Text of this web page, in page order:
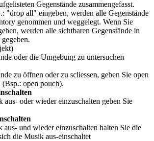
Gegenstände zusammengefasst.
"drop all" eingeben, werden alle Gegenstände
genommen und weggelegt. Wenn Sie
werden alle sichtbaren Gegenstände in
oder die Umgebung zu untersuchen
zu öffnen oder zu scliessen, geben Sie open
(Bsp.: open pouch).
aus- oder wieder einzuschalten geben Sie
und wieder einzuschalten halten Sie die
die Musik aus-einschaltet